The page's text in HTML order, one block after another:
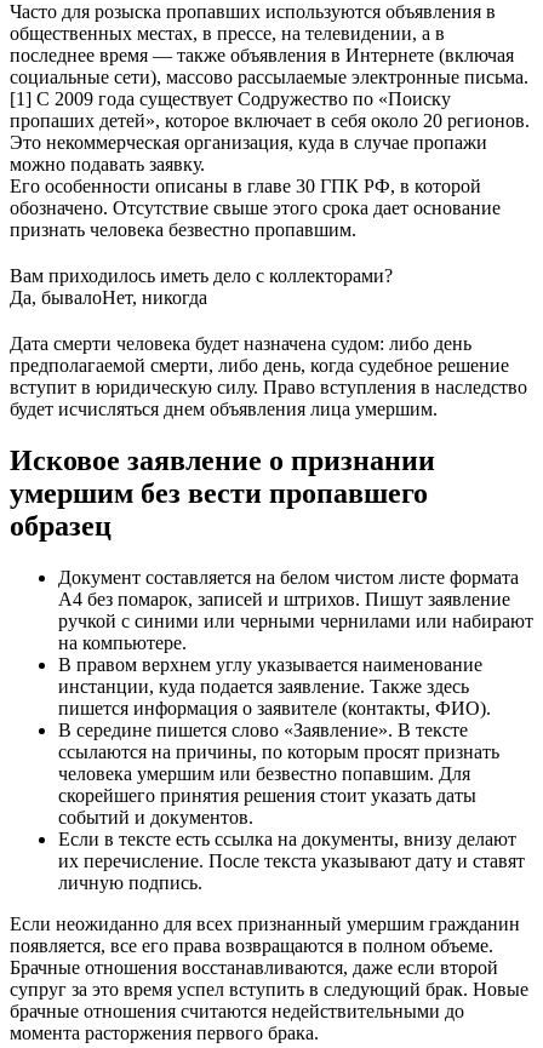
Часто для розыска пропавших используются объявления в
общественных местах, в прессе, на телевидении, а в
последнее время — также объявления в Интернете (включая
социальные сети), массово рассылаемые электронные письма.
[1] С 2009 года существует Содружество по «Поиску
пропаших детей», которое включает в себя около 20 регионов.
Это некоммерческая организация, куда в случае пропажи
можно подавать заявку.
Его особенности описаны в главе 30 ГПК РФ, в которой
обозначено. Отсутствие свыше этого срока дает основание
признать человека безвестно пропавшим.
Вам приходилось иметь дело с коллекторами?
Да, бывалоНет, никогда
Дата смерти человека будет назначена судом: либо день
предполагаемой смерти, либо день, когда судебное решение
вступит в юридическую силу. Право вступления в наследство
будет исчисляться днем объявления лица умершим.
Исковое заявление о признании
умершим без вести пропавшего
образец
Документ составляется на белом чистом листе формата
А4 без помарок, записей и штрихов. Пишут заявление
ручкой с синими или черными чернилами или набирают
на компьютере.
В правом верхнем углу указывается наименование
инстанции, куда подается заявление. Также здесь
пишется информация о заявителе (контакты, ФИО).
В середине пишется слово «Заявление». В тексте
ссылаются на причины, по которым просят признать
человека умершим или безвестно попавшим. Для
скорейшего принятия решения стоит указать даты
событий и документов.
Если в тексте есть ссылка на документы, внизу делают
их перечисление. После текста указывают дату и ставят
личную подпись.
Если неожиданно для всех признанный умершим гражданин
появляется, все его права возвращаются в полном объеме.
Брачные отношения восстанавливаются, даже если второй
супруг за это время успел вступить в следующий брак. Новые
брачные отношения считаются недействительными до
момента расторжения первого брака.